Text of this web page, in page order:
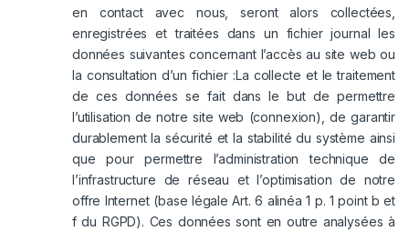
en contact avec nous, seront alors collectées,
enregistrées et traitées dans un fichier journal les
données suivantes concernant l’accès au site web ou
la consultation d’un fichier :La collecte et le traitement
de ces données se fait dans le but de permettre
l’utilisation de notre site web (connexion), de garantir
durablement la sécurité et la stabilité du système ainsi
que pour permettre l’administration technique de
l’infrastructure de réseau et l’optimisation de notre
offre Internet (base légale Art. 6 alinéa 1 p. 1 point b et
f du RGPD). Ces données sont en outre analysées à